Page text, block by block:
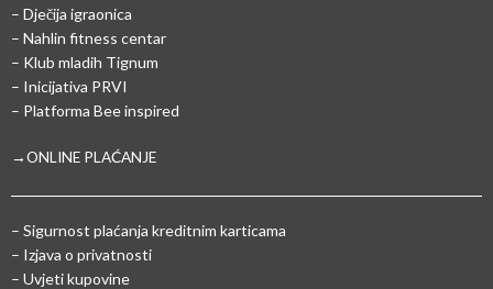
– Dječija igraonica
– Nahlin fitness centar
– Klub mladih Tignum
– Inicijativa PRVI
– Platforma Bee inspired
→ONLINE PLAĆANJE
– Sigurnost plaćanja kreditnim karticama
– Izjava o privatnosti
– Uvjeti kupovine